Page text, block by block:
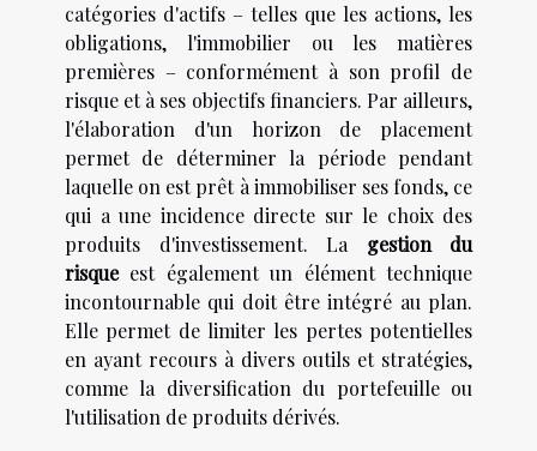
catégories d'actifs – telles que les actions, les
obligations, l'immobilier ou les matières
premières – conformément à son profil de
risque et à ses objectifs financiers. Par ailleurs,
l'élaboration d'un horizon de placement
permet de déterminer la période pendant
laquelle on est prêt à immobiliser ses fonds, ce
qui a une incidence directe sur le choix des
produits d'investissement. La gestion du
risqueest également un élément technique
incontournable qui doit être intégré au plan.
Elle permet de limiter les pertes potentielles
en ayant recours à divers outils et stratégies,
comme la diversification du portefeuille ou
l'utilisation de produits dérivés.